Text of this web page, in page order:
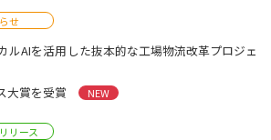
せ
ルAIを活用した抜本的な工場物流改革プロジェ
大賞を受賞
NEW
リース